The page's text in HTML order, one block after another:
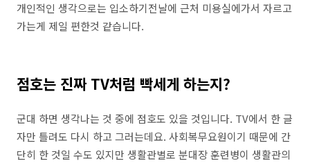
개인적인 생각으로는 입소하기전날에 근처 미용실에가서 자르고
가는게 제일 편한것 같습니다.
점호는 진짜 TV처럼 빡세게 하는지?
군대 하면 생각나는 것 중에 점호도 있을 것입니다. TV에서 한 글
자만 틀려도 다시 하고 그러는데요. 사회복무요원이기 때문에 간
단히 한 것일 수도 있지만 생활관별로 분대장 훈련병이 생활관의